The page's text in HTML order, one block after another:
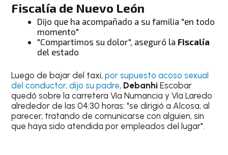
Fiscalía de Nuevo León
Dijo que ha acompañado a su familia "en todo
momento"
"Compartimos su dolor", aseguró la Fiscalía
del estado
Luego de bajar del taxi,por supuesto acoso sexual
del conductor, dijo su padre, Debanhi Escobar
quedó sobre la carretera Vía Numancia y Vía Laredo
alrededor de las 04:30 horas: "se dirigió a Alcosa, al
parecer, tratando de comunicarse con alguien, sin
que haya sido atendida por empleados del lugar".